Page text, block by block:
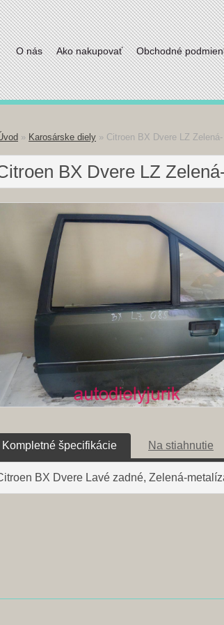
O nás Ako nakupovať Obchodné
» Karosárske diely » Citroen BX Dvere LZ
BX Dvere LZ
Kompletné špecifikácie Na stiahnutie
BX Dvere Lavé zadné, Zelená-